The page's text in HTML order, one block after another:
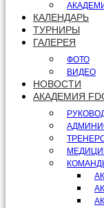
КАЛЕНДАРЬ
ТУРНИРЫ
ГАЛЕРЕЯ
ФОТО
ВИДЕО
НОВОСТИ
АКАДЕМИЯ